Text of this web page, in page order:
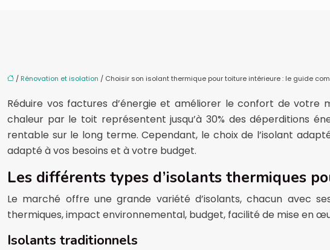
/Rénovation et isolation / Choisir son isolant thermique pour toiture intérieure : le guide
Réduire vos factures d’énergie et améliorer le confort de
chaleur par le toit représentent jusqu’à 30% des déperditions
rentable sur le long terme. Cependant, le choix de l’isolant
adapté à vos besoins et à votre budget.
Les différents types d’isolants thermiques
Le marché offre une grande variété d’isolants, chacun avec
thermiques, impact environnemental, budget, facilité de mise en
Isolants traditionnels